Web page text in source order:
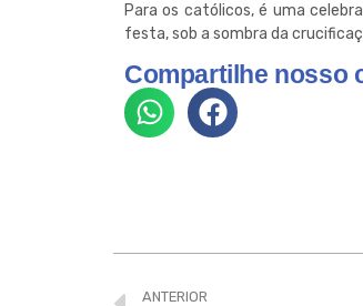
Para os católicos, é uma
festa, sob a sombra da
Compartilhe nosso
ANTERIOR